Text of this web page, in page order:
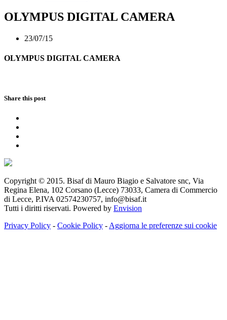
OLYMPUS DIGITAL CAMERA
23/07/15
OLYMPUS DIGITAL CAMERA
Share this post
Copyright © 2015. Bisaf di Mauro Biagio e Salvatore snc, Via
Regina Elena, 102 Corsano (Lecce) 73033, Camera di Commercio
di Lecce, P.IVA 02574230757, info@bisaf.it
Tutti i diritti riservati. Powered by Envision
Privacy Policy - Cookie Policy - Aggiorna le preferenze sui cookie